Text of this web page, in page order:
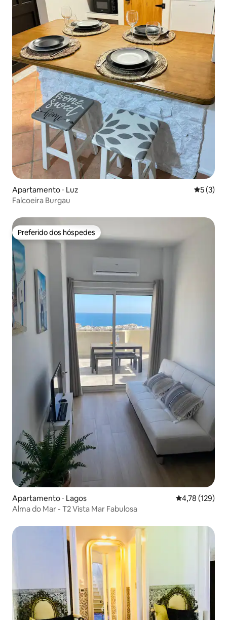
Apartamento ⋅ Luz 5 de
5 (3)
Falcoeira Burgau
Preferido dos hóspedes
Preferido dos hóspedes
Apartamento ⋅ Lagos 4,78 de uma
4,78 (129)
Alma do Mar - T2 Vista Mar Fabulosa